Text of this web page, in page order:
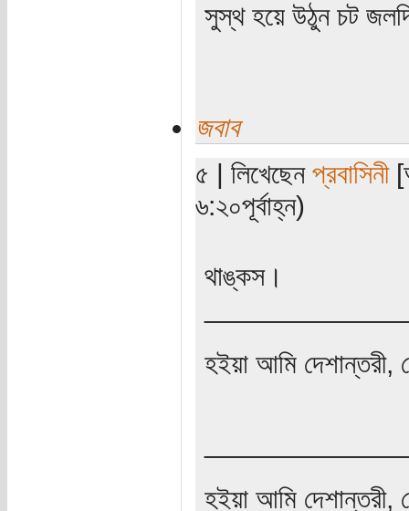
সুস্থ হয়ে উঠুন চট
জবাব
৫ | লিখেছেন প্রবাসিনী
৬:২০পূর্বাহ্ন)
থাঙ্কস।
হইয়া আমি দেশান্তরী,
হইয়া আমি দেশান্তরী,